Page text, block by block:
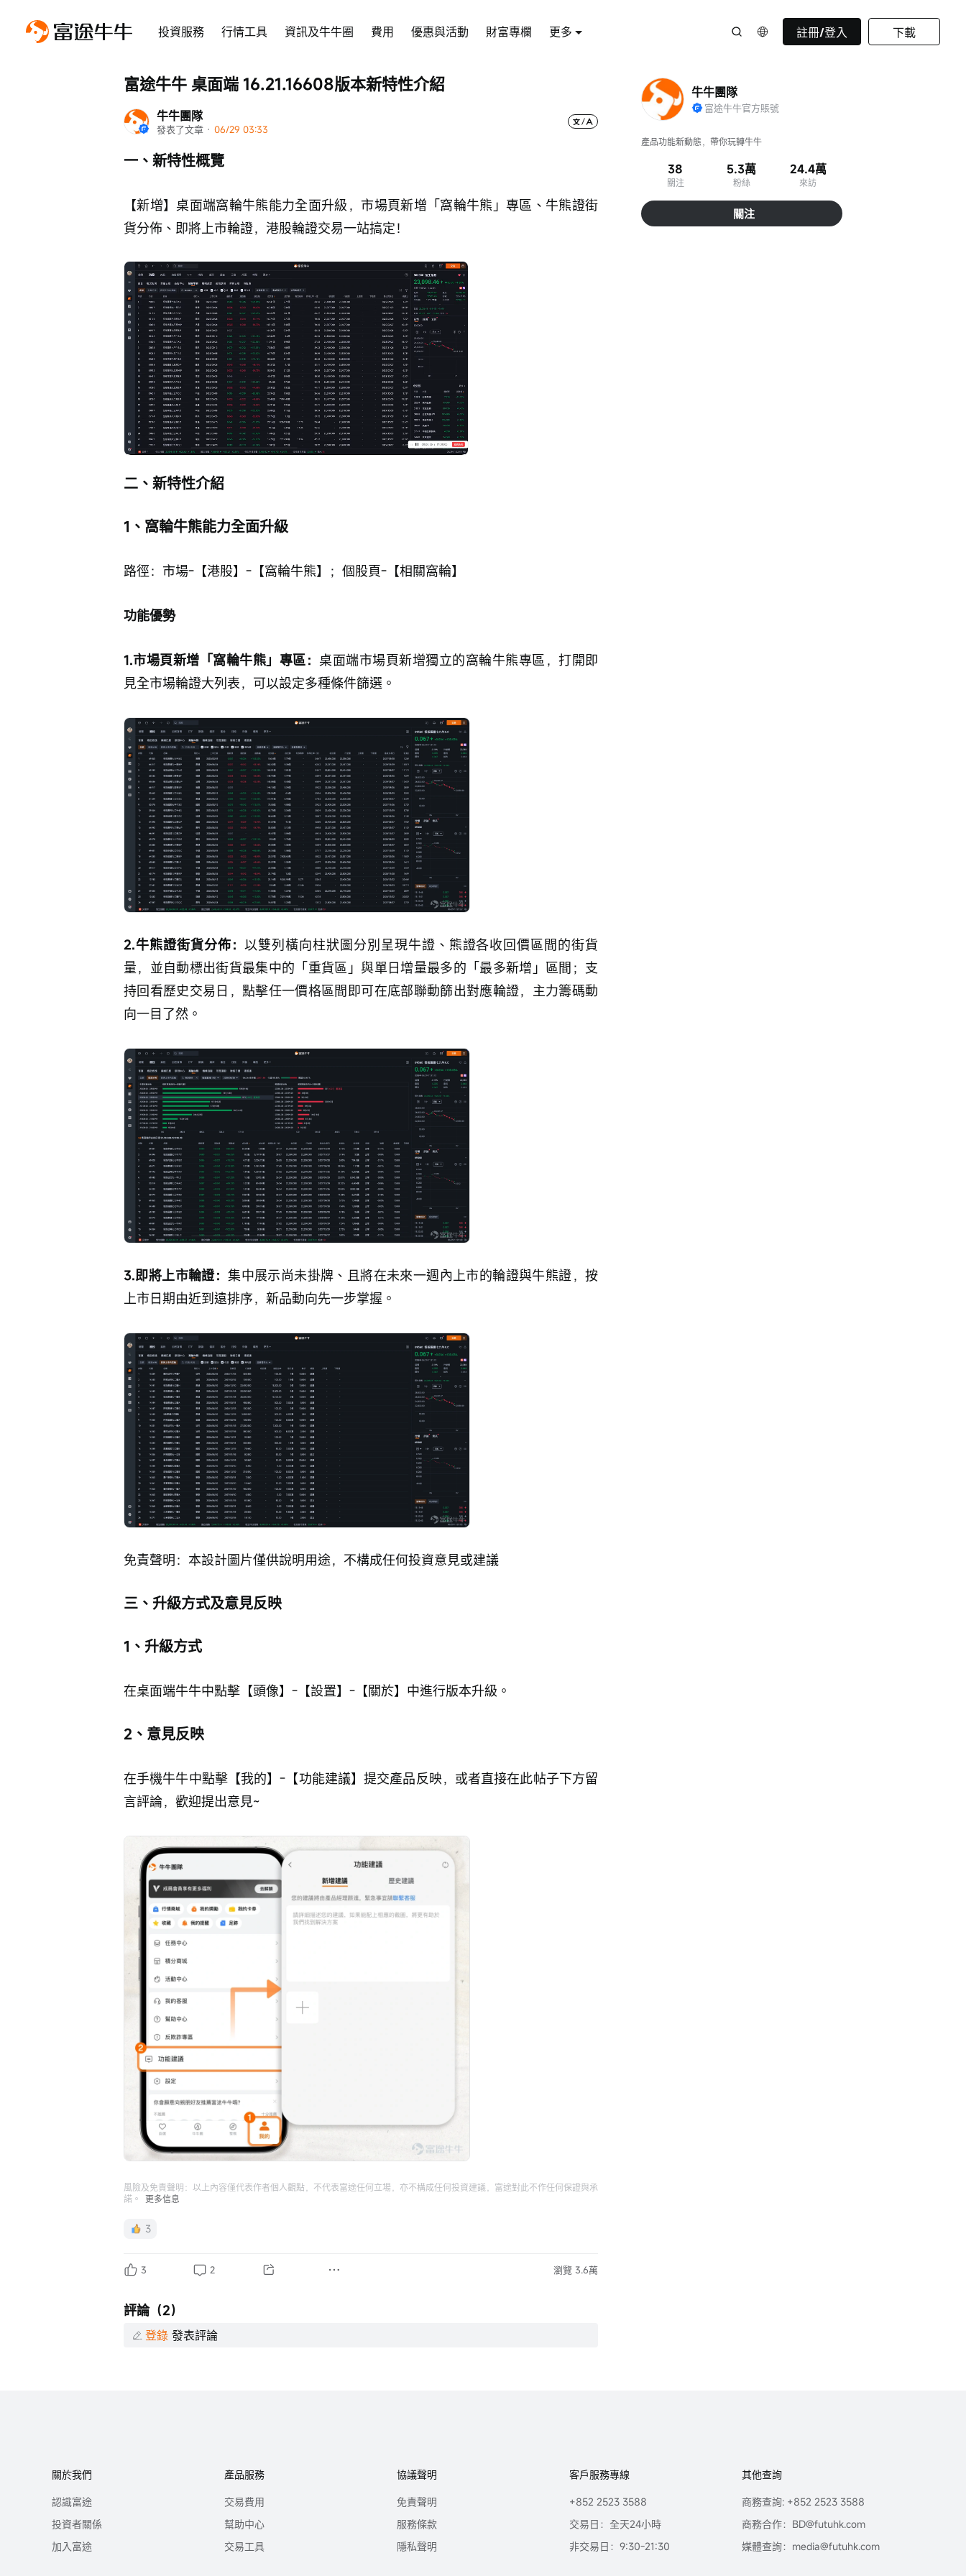
投資服務 行情工具 資訊及牛牛圈 費用 優惠與活動 財富專欄 更多 註冊/登入 下載
牛牛團隊
發表了文章 · 06/29 03:33
富途牛牛 桌面端 16.21.16608版本新特性介紹
一、新特性概覽
【新增】桌面端窩輪牛熊能力全面升級，市場頁新增「窩輪牛熊」專區、牛熊證街
貨分佈、即將上市輪證，港股輪證交易一站搞定！
取
消
靜
Loaded:
0%
Progress
0%
播
放
二、新特性介紹
1、窩輪牛熊能力全面升級
路徑：市場-【港股】-【窩輪牛熊】；個股頁-【相關窩輪】
功能優勢
1.市場頁新增「窩輪牛熊」專區： 桌面端市場頁新增獨立的窩輪牛熊專區，打開即
見全市場輪證大列表，可以設定多種條件篩選。
2.牛熊證街貨分佈：以雙列橫向柱狀圖分別呈現牛證、熊證各收回價區間的街貨
量，並自動標出街貨最集中的「重貨區」與單日增量最多的「最多新增」區間；支
持回看歷史交易日，點擊任一價格區間即可在底部聯動篩出對應輪證，主力籌碼動
向一目了然。
3.即將上市輪證：集中展示尚未掛牌、且將在未來一週內上市的輪證與牛熊證，按
上市日期由近到遠排序，新品動向先一步掌握。
免責聲明：本設計圖片僅供說明用途，不構成任何投資意見或建議
三、升級方式及意見反映
1、升級方式
在桌面端牛牛中點擊【頭像】-【設置】-【關於】中進行版本升級。
2、意見反映
在手機牛牛中點擊【我的】-【功能建議】提交產品反映，或者直接在此帖子下方留
言評論，歡迎提出意見~
風險及免責聲明：以上內容僅代表作者個人觀點，不代表富途任何立場，亦不構成任何投資建議，富途對此不作任何保證與承
諾。
更多信息
3
3 2 瀏覽 3.6萬
評論（2）
登錄 發表評論
牛牛團隊
富途牛牛官方賬號
產品功能新動態，帶你玩轉牛牛
38
關注
5.3萬
粉絲
24.4萬
來訪
關注
關於我們
認識富途
投資者關係
加入富途
產品服務
交易費用
幫助中心
交易工具
協議聲明
免責聲明
服務條款
隱私聲明
客戶服務專線
+852 2523 3588
交易日：全天24小時
非交易日：9:30-21:30
其他查詢
商務查詢: +852 2523 3588
商務合作：BD@futuhk.com
媒體查詢：media@futuhk.com